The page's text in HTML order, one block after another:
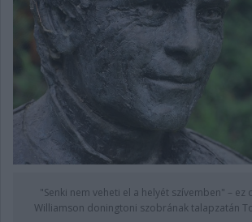
"Senki nem veheti el a helyét szívemben" – ez
Williamson doningtoni szobrának talapzatán